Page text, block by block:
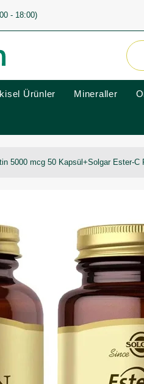
- 18:00)
Ürünler Mineraller
5000 mcg 50 Kapsül+Solgar Ester-C